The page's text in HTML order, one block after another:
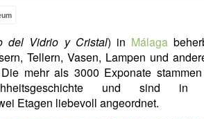
del Vidrio y Cristal) in Málaga
Tellern, Vasen, Lampen und
mehr als 3000 Exponate
und sind in
Etagen liebevoll angeordnet.